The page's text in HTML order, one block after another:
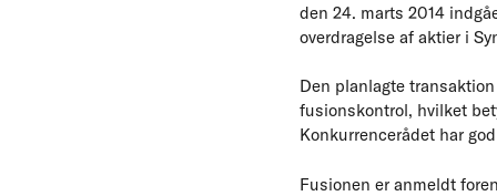
den 24. marts 2014
overdragelse af aktier i
Den planlagte
fusionskontrol, hvilket
Konkurrencerådet har
Fusionen er anmeldt